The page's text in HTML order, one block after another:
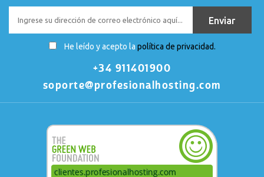
He leído y acepto la política de privacidad.
+34 911401900
soporte@profesionalhosting.com